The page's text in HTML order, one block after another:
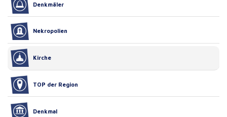
Denkmäler
Nekropolien
Kirche
TOP der Region
Denkmal